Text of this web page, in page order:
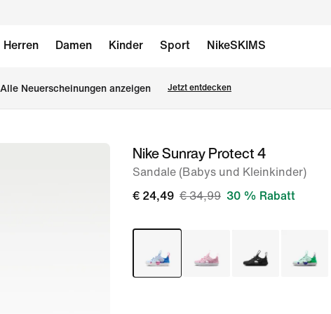
Herren Damen Kinder Sport NikeSKIMS
Alle Neuerscheinungen anzeigen Jetzt entdecken
Bild 1Nike Sunray Protect 4
Sandale (Babys und Kleinkinder)
€ 24,49 € 34,99 30 % Rabatt